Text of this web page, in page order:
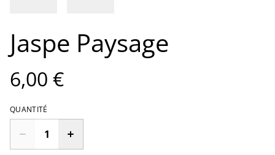
Jaspe Paysage
6,00 €
QUANTITÉ